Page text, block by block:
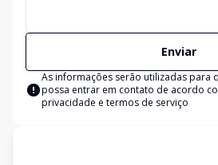
Enviar
As informações serão utilizadas para
possa entrar em contato de acordo
privacidade e termos de serviço